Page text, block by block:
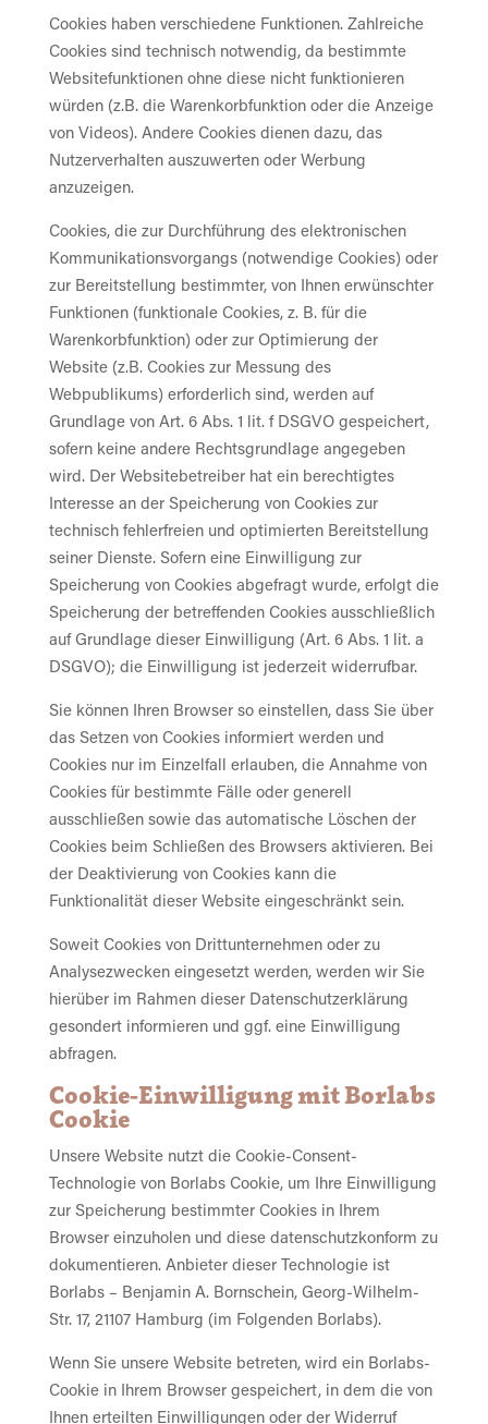
Cookies haben verschiedene Funktionen. Zahlreiche
Cookies sind technisch notwendig, da bestimmte
Websitefunktionen ohne diese nicht funktionieren
würden (z.B. die Warenkorbfunktion oder die Anzeige
von Videos). Andere Cookies dienen dazu, das
Nutzerverhalten auszuwerten oder Werbung
anzuzeigen.
Cookies, die zur Durchführung des elektronischen
Kommunikationsvorgangs (notwendige Cookies) oder
zur Bereitstellung bestimmter, von Ihnen erwünschter
Funktionen (funktionale Cookies, z. B. für die
Warenkorbfunktion) oder zur Optimierung der
Website (z.B. Cookies zur Messung des
Webpublikums) erforderlich sind, werden auf
Grundlage von Art. 6 Abs. 1 lit. f DSGVO gespeichert,
sofern keine andere Rechtsgrundlage angegeben
wird. Der Websitebetreiber hat ein berechtigtes
Interesse an der Speicherung von Cookies zur
technisch fehlerfreien und optimierten Bereitstellung
seiner Dienste. Sofern eine Einwilligung zur
Speicherung von Cookies abgefragt wurde, erfolgt die
Speicherung der betreffenden Cookies ausschließlich
auf Grundlage dieser Einwilligung (Art. 6 Abs. 1 lit. a
DSGVO); die Einwilligung ist jederzeit widerrufbar.
Sie können Ihren Browser so einstellen, dass Sie über
das Setzen von Cookies informiert werden und
Cookies nur im Einzelfall erlauben, die Annahme von
Cookies für bestimmte Fälle oder generell
ausschließen sowie das automatische Löschen der
Cookies beim Schließen des Browsers aktivieren. Bei
der Deaktivierung von Cookies kann die
Funktionalität dieser Website eingeschränkt sein.
Soweit Cookies von Drittunternehmen oder zu
Analysezwecken eingesetzt werden, werden wir Sie
hierüber im Rahmen dieser Datenschutzerklärung
gesondert informieren und ggf. eine Einwilligung
abfragen.
Cookie-Einwilligung mit Borlabs
Cookie
Unsere Website nutzt die Cookie-Consent-
Technologie von Borlabs Cookie, um Ihre Einwilligung
zur Speicherung bestimmter Cookies in Ihrem
Browser einzuholen und diese datenschutzkonform zu
dokumentieren. Anbieter dieser Technologie ist
Borlabs – Benjamin A. Bornschein, Georg-Wilhelm-
Str. 17, 21107 Hamburg (im Folgenden Borlabs).
Wenn Sie unsere Website betreten, wird ein Borlabs-
Cookie in Ihrem Browser gespeichert, in dem die von
Ihnen erteilten Einwilligungen oder der Widerruf